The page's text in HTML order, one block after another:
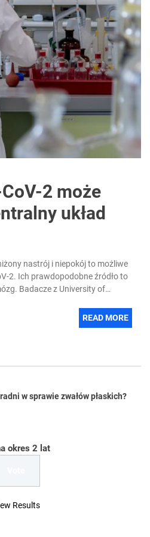
2 może
układ
nastrój i niepokój to możliwe
2. Ich prawdopodobne źródło to
Badacze z University of
READ MORE
w sprawie zwałów płaskich?
okres 2 lat
Results